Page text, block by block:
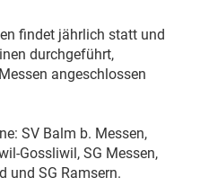
findet jährlich statt und
durchgeführt,
angeschlossen
SV Balm b. Messen,
Gossliwil, SG Messen,
und SG Ramsern.